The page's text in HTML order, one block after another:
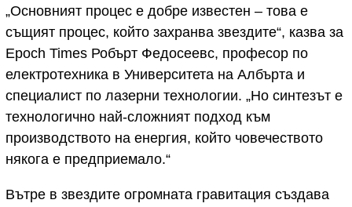
„Основният процес е добре известен – това е
същият процес, който захранва звездите“, казва за
Epoch Times Робърт Федосеевс, професор по
електротехника в Университета на Албърта и
специалист по лазерни технологии. „Но синтезът е
технологично най-сложният подход към
производството на енергия, който човечеството
някога е предприемало.“
Вътре в звездите огромната гравитация създава